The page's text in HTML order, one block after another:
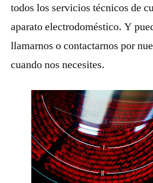
todos los servicios técnicos de
aparato electrodoméstico. Y
llamarnos o contactarnos por
cuando nos necesites.